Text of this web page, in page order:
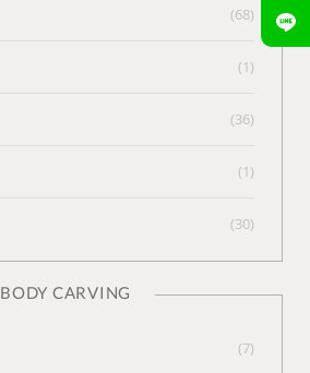
(68)
(1)
(36)
(1)
(30)
BODY CARVING
(7)